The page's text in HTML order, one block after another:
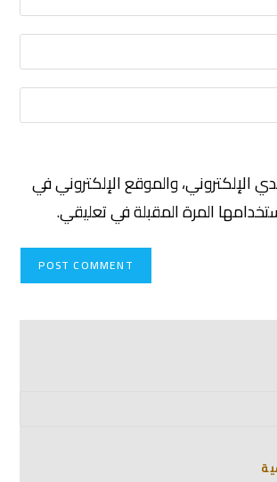
الإلكتروني، والموقع الإلكتروني في
المرة المقبلة في تعليقي.